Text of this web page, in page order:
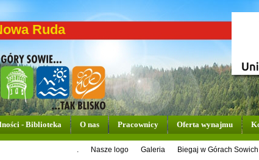
Ruda
- Biblioteka O nas Pracownicy Oferta wynajmu
. Nasze logo Galeria Biegaj w Górach Sowich